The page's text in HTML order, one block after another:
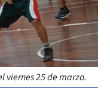
viernes 25 de marzo.